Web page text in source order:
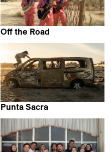
Off the Road
Punta Sacra